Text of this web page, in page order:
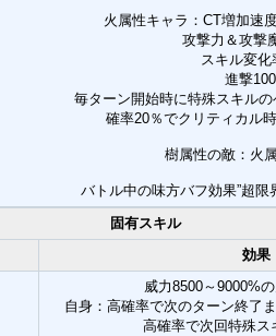
火属性キャラ：CT増加速
攻撃力＆攻撃
スキル変化
進撃
毎ターン開始時に特殊スキル
確率20％でクリティカル
樹属性の敵：火
バトル中の味方バフ効果”超
固有スキル
効果
威力8500～9000%
自身：高確率で次のターン終了
高確率で次回特殊ス